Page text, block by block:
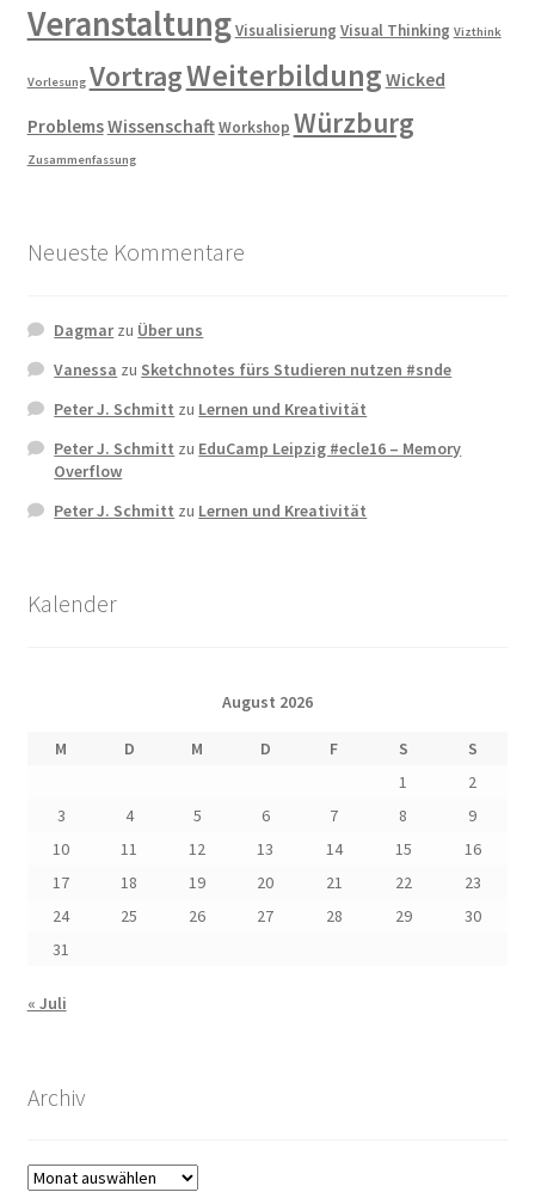
VeranstaltungVisualisierung Visual Thinking Vizthink
Vorlesung VortragWeiterbildung Wicked
ProblemsWissenschaftWorkshop Würzburg
Zusammenfassung
Neueste Kommentare
Dagmarzu Über uns
Vanessa zu Sketchnotes fürs Studieren nutzen #snde
Peter J. Schmitt zu Lernen und Kreativität
Peter J. Schmitt zu EduCamp Leipzig #ecle16 – Memory
Overflow
Peter J. Schmitt zu Lernen und Kreativität
Kalender
August 2026
M D M D F S
S
1
2
3
4 5 6 7 8
9
10
11 12 13 14 15
16
17
18 19 20 21 22
23
24
25 26 27 28 29
30
31
« Juli
Archiv
Archiv